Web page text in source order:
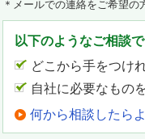
＊メールでの連絡をご希望の
以下のようなご相談
どこから手をつけ
自社に必要なもの
何から相談したら